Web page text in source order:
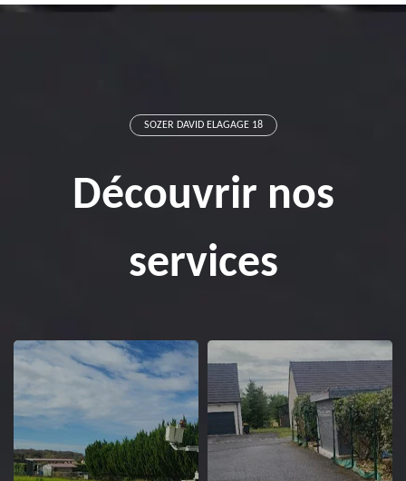
SOZER DAVID ELAGAGE 18
Découvrir nos
services